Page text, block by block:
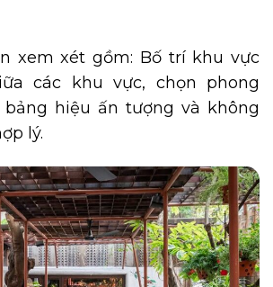
xem xét gồm: Bố trí khu vực
các khu vực, chọn phong
hiệu ấn tượng và không
lý.